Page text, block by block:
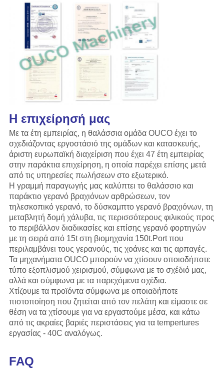
Η επιχείρησή μας
Με τα έτη εμπειρίας, η θαλάσσια ομάδα OUCO έχει το
σχεδιάζοντας εργοστάσιό της ομάδων και κατασκευής,
άριστη ευρωπαϊκή διαχείριση που έχει 47 έτη εμπειρίας
στην παράκτια επιχείρηση, η οποία παρέχει επίσης μετά
από τις υπηρεσίες πωλήσεων στο εξωτερικό.
Η γραμμή παραγωγής μας καλύπτει το θαλάσσιο και
παράκτιο γερανό βραχιόνων αρθρώσεων, τον
τηλεσκοπικό γερανό, το δύσκαμπτο γερανό βραχιόνων, τη
μεταβλητή δομή χάλυβα, τις περισσότερους φιλικούς προς
το περιβάλλον διαδικασίες και επίσης γερανό φορτηγών
με τη σειρά από 15t στη βιομηχανία 150t.Port που
περιλαμβάνει τους γερανούς, τις χοάνες και τις αρπαγές.
Τα μηχανήματα OUCO μπορούν να χτίσουν οποιοδήποτε
τύπο εξοπλισμού χειρισμού, σύμφωνα με το σχέδιό μας,
αλλά και σύμφωνα με τα παρεχόμενα σχέδια.
Χτίζουμε τα προϊόντα σύμφωνα με οποιαδήποτε
πιστοποίηση που ζητείται από τον πελάτη και είμαστε σε
θέση να τα χτίσουμε για να εργαστούμε μέσα, και κάτω
από τις ακραίες βαριές περιστάσεις για τα tempertures
εργασίας - 40C αναλόγως.
FAQ